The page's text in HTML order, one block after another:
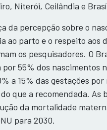
Niterói, Ceilândia e
da percepção sobre o
parto e o respeito aos
os pesquisadores. O
55% dos nascimentos
a 15% das gestações
que a recomendada. As
da mortalidade
para 2030.